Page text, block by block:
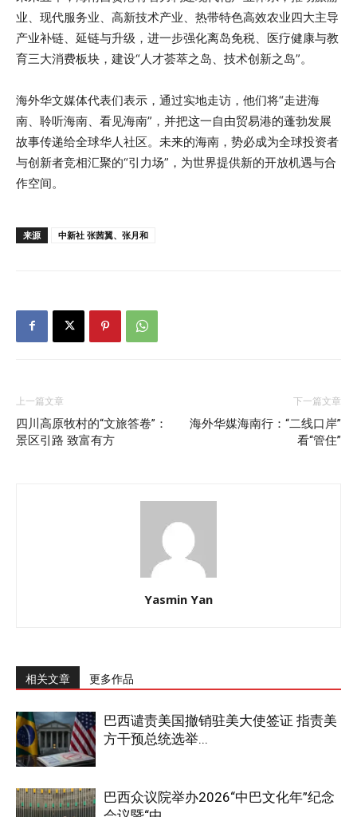
业、现代服务业、高新技术产业、热带特色高效农业四大主导
产业补链、延链与升级，进一步强化离岛免税、医疗健康与教
育三大消费板块，建设“人才荟萃之岛、技术创新之岛”。
海外华文媒体代表们表示，通过实地走访，他们将“走进海
南、聆听海南、看见海南”，并把这一自由贸易港的蓬勃发展
故事传递给全球华人社区。未来的海南，势必成为全球投资者
与创新者竞相汇聚的“引力场”，为世界提供新的开放机遇与合
作空间。
来源 中新社 张茜翼、张月和
上一篇文章
四川高原牧村的“文旅答卷”：
景区引路 致富有方
下一篇文章
海外华媒海南行：“二线口岸”
看“管住”
Yasmin Yan
相关文章 更多作品
巴西谴责美国撤销驻美大使签证 指责美
方干预总统选举...
巴西众议院举办2026“中巴文化年”纪念